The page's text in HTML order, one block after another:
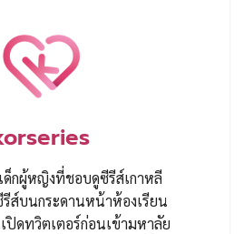
ด็กผู้หญิงที่ชอบดูซีรีส์เกาหลี
ส์บนกระดานหน้าห้องเรียน
ปิดทวิตเตอร์ก่อนเข้ามหาลัย